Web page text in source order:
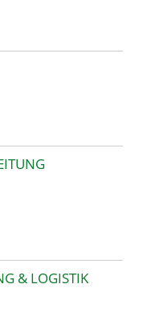
& LOGISTIK